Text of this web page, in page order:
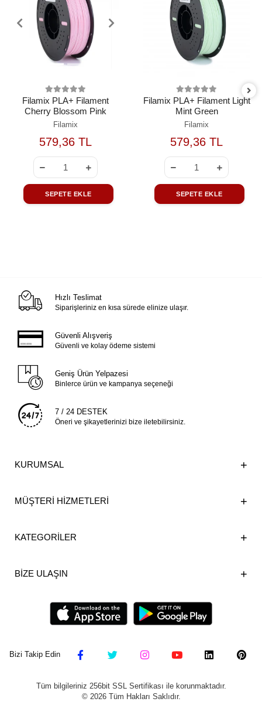
Filamix PLA+ Filament
Cherry Blossom Pink
Filamix
579,36 TL
SEPETE EKLE
Filamix PLA+ Filament Light
Mint Green
Filamix
579,36 TL
SEPETE EKLE
Hızlı Teslimat
Siparişleriniz en kısa sürede elinize ulaşır.
Güvenli Alışveriş
Güvenli ve kolay ödeme sistemi
Geniş Ürün Yelpazesi
Binlerce ürün ve kampanya seçeneği
7 / 24 DESTEK
Öneri ve şikayetlerinizi bize iletebilirsiniz.
KURUMSAL
MÜŞTERİ HİZMETLERİ
KATEGORİLER
BİZE ULAŞIN
Bizi Takip Edin
Tüm bilgileriniz 256bit SSL Sertifikası ile korunmaktadır.
© 2026Tüm Hakları Saklıdır.